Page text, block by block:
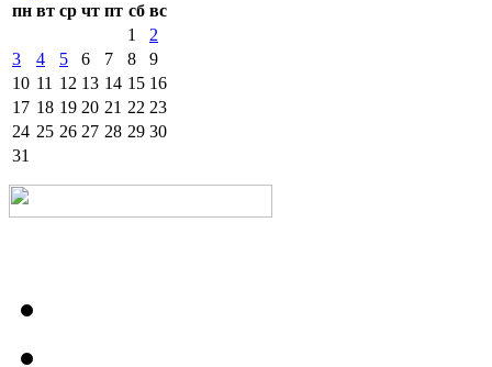
пн вт ср чт пт сб вс
1
2
3
4 5 6 7 8
9
10 11 12 13 14 15 16
17 18 19 20 21 22 23
24 25 26 27 28 29 30
31